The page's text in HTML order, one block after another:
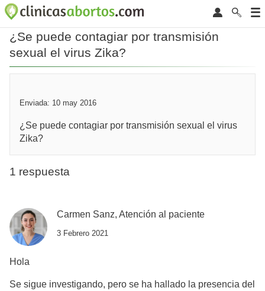
¿Se puede contagiar por transmisión
sexual el virus Zika?
Enviada: 10 may 2016
¿Se puede contagiar por transmisión sexual el virus
Zika?
1 respuesta
Carmen Sanz, Atención al paciente
3 Febrero 2021
Hola
Se sigue investigando, pero se ha hallado la presencia del